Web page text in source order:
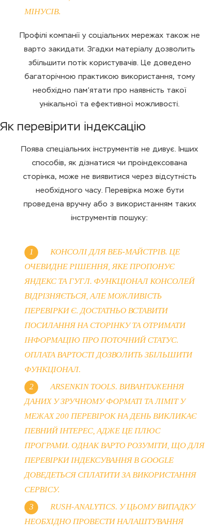
МІНУСІВ.
Профілі компанії у соціальних мережах також не
варто закидати. Згадки матеріалу дозволить
збільшити потік користувачів. Це доведено
багаторічною практикою використання, тому
необхідно пам’ятати про наявність такої
унікальної та ефективної можливості.
Як перевірити індексацію
Поява спеціальних інструментів не дивує. Інших
способів, як дізнатися чи проіндексована
сторінка, може не виявитися через відсутність
необхідного часу. Перевірка може бути
проведена вручну або з використанням таких
інструментів пошуку:
КОНСОЛІ ДЛЯ ВЕБ-МАЙСТРІВ. ЦЕ
ОЧЕВИДНЕ РІШЕННЯ, ЯКЕ ПРОПОНУЄ
ЯНДЕКС ТА ГУГЛ. ФУНКЦІОНАЛ КОНСОЛЕЙ
ВІДРІЗНЯЄТЬСЯ, АЛЕ МОЖЛИВІСТЬ
ПЕРЕВІРКИ Є. ДОСТАТНЬО ВСТАВИТИ
ПОСИЛАННЯ НА СТОРІНКУ ТА ОТРИМАТИ
ІНФОРМАЦІЮ ПРО ПОТОЧНИЙ СТАТУС.
ОПЛАТА ВАРТОСТІ ДОЗВОЛИТЬ ЗБІЛЬШИТИ
ФУНКЦІОНАЛ.
ARSENKIN TOOLS. ВИВАНТАЖЕННЯ
ДАНИХ У ЗРУЧНОМУ ФОРМАТІ ТА ЛІМІТ У
МЕЖАХ 200 ПЕРЕВІРОК НА ДЕНЬ ВИКЛИКАЄ
ПЕВНИЙ ІНТЕРЕС, АДЖЕ ЦЕ ПЛЮС
ПРОГРАМИ. ОДНАК ВАРТО РОЗУМІТИ, ЩО ДЛЯ
ПЕРЕВІРКИ ІНДЕКСУВАННЯ В GOOGLE
ДОВЕДЕТЬСЯ СПЛАТИТИ ЗА ВИКОРИСТАННЯ
СЕРВІСУ.
RUSH-ANALYTICS. У ЦЬОМУ ВИПАДКУ
НЕОБХІДНО ПРОВЕСТИ НАЛАШТУВАННЯ